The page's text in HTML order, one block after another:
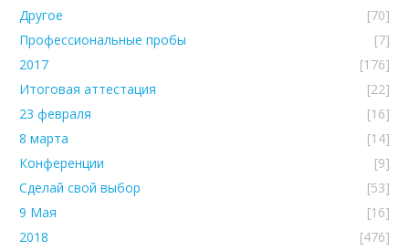
Другое
[70]
Профессиональные пробы
[7]
2017
[176]
Итоговая аттестация
[22]
23 февраля
[16]
8 марта
[14]
Конференции
[9]
Сделай свой выбор
[53]
9 Мая
[16]
2018
[476]